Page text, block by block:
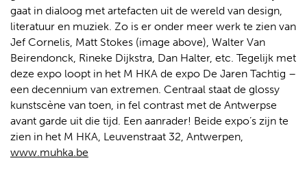
gaat in dialoog met artefacten uit de wereld van design,
literatuur en muziek. Zo is er onder meer werk te zien van
Jef Cornelis, Matt Stokes (image above), Walter Van
Beirendonck, Rineke Dijkstra, Dan Halter, etc. Tegelijk met
deze expo loopt in het M HKA de expo De Jaren Tachtig –
een decennium van extremen. Centraal staat de glossy
kunstscène van toen, in fel contrast met de Antwerpse
avant garde uit die tijd. Een aanrader! Beide expo’s zijn te
zien in het M HKA, Leuvenstraat 32, Antwerpen,
www.muhka.be